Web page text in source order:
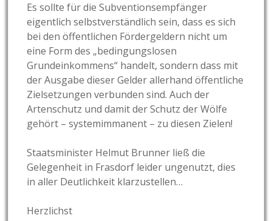
Es sollte für die Subventionsempfänger
eigentlich selbstverständlich sein, dass es sich
bei den öffentlichen Fördergeldern nicht um
eine Form des „bedingungslosen
Grundeinkommens“ handelt, sondern dass mit
der Ausgabe dieser Gelder allerhand öffentliche
Zielsetzungen verbunden sind. Auch der
Artenschutz und damit der Schutz der Wölfe
gehört – systemimmanent – zu diesen Zielen!
Staatsminister Helmut Brunner ließ die
Gelegenheit in Frasdorf leider ungenutzt, dies
in aller Deutlichkeit klarzustellen…
Herzlichst